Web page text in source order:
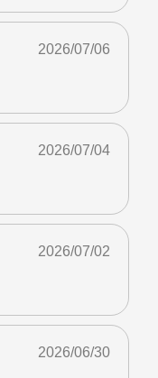
2026/07/06
2026/07/04
2026/07/02
2026/06/30